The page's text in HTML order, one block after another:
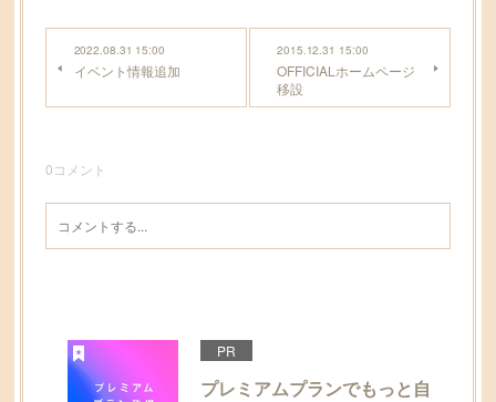
2022.08.31 15:00
イベント情報追加
2015.12.31 15:00
OFFICIALホームページ
移設
0コメント
PR
プレミアムプランでもっと自